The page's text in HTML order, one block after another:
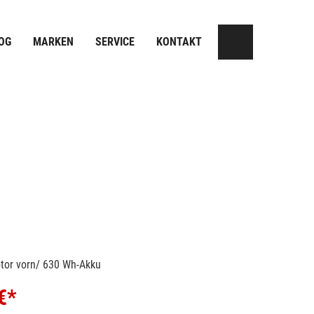
MARKEN SERVICE KONTAKT
vorn/ 630 Wh-Akku